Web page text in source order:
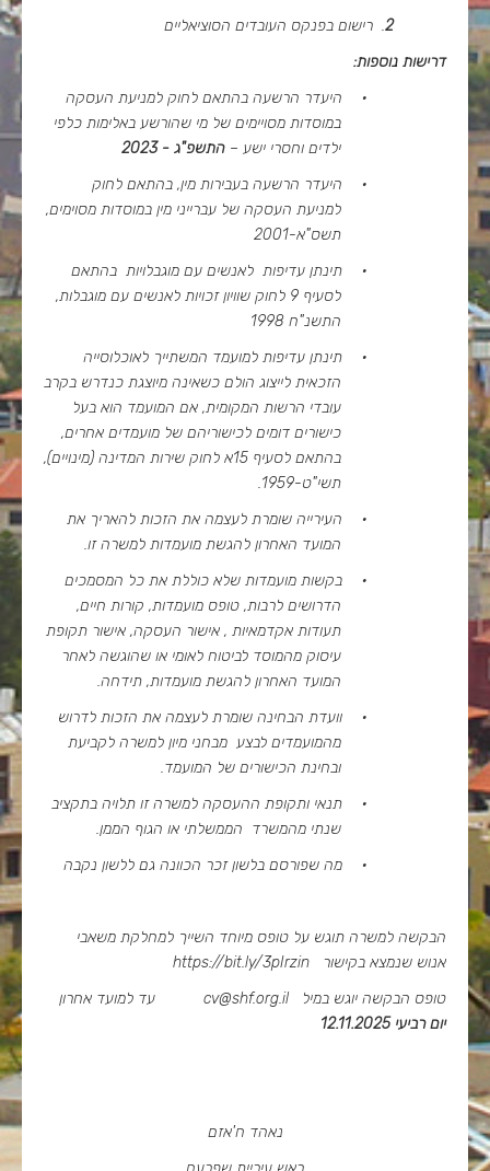
2. רישום בפנקס העובדים הסוציאליים
דרישות נוספות:
·
היעדר הרשעה בהתאם לחוק למניעת העסקה
במוסדות מסויימים של מי שהורשע באלימות כלפי
ילדים וחסרי ישע – התשפ"ג - 2023
·
היעדר הרשעה בעבירות מין, בהתאם לחוק
למניעת העסקה של עברייני מין במוסדות מסוימים,
תשס"א-2001
·
תינתן עדיפות לאנשים עם מוגבלויות בהתאם
לסעיף 9 לחוק שוויון זכויות לאנשים עם מוגבלות,
התשנ"ח 1998
·
תינתן עדיפות למועמד המשתייך לאוכלוסייה
הזכאית לייצוג הולם כשאינה מיוצגת כנדרש בקרב
עובדי הרשות המקומית, אם המועמד הוא בעל
כישורים דומים לכישוריהם של מועמדים אחרים,
בהתאם לסעיף 15א לחוק שירות המדינה (מינויים),
תשי"ט-1959.
·
העירייה שומרת לעצמה את הזכות להאריך את
המועד האחרון להגשת מועמדות למשרה זו.
·
בקשות מועמדות שלא כוללת את כל המסמכים
הדרושים לרבות, טופס מועמדות, קורות חיים,
תעודות אקדמאיות , אישור העסקה, אישור תקופת
עיסוק מהמוסד לביטוח לאומי או שהוגשה לאחר
המועד האחרון להגשת מועמדות, תידחה.
·
וועדת הבחינה שומרת לעצמה את הזכות לדרוש
מהמועמדים לבצע מבחני מיון למשרה לקביעת
ובחינת הכישורים של המועמד.
·
תנאי ותקופת ההעסקה למשרה זו תלויה בתקציב
שנתי מהמשרד הממשלתי או הגוף הממן.
·
מה שפורסם בלשון זכר הכוונה גם ללשון נקבה
הבקשה למשרה תוגש על טופס מיוחד השייך למחלקת משאבי
אנוש שנמצא בקישור
https://bit.ly/3pIrzin
טופס הבקשה יוגש במיל
cv@shf.org.il
עד למועד אחרון
יום רביעי 12.11.2025
נאהד ח'אזם